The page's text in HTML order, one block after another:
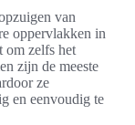
van
oppervlakken in
om zelfs het
zijn de meeste
ze
en eenvoudig te